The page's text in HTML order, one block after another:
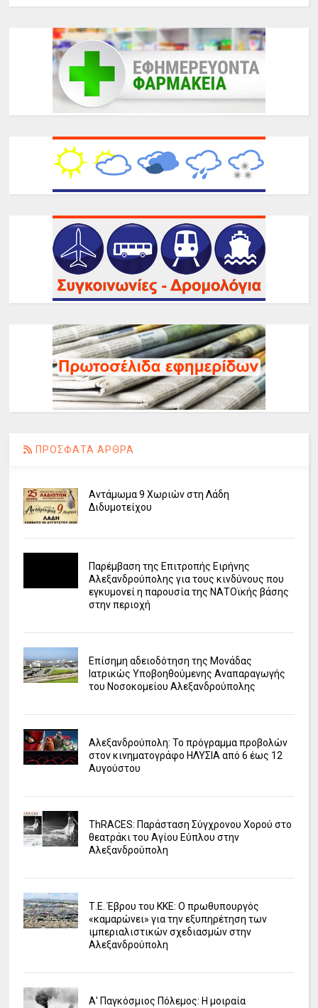
ΠΡΟΣΦΑΤΑ ΑΡΘΡΑ
Αντάμωμα 9 Χωριών στη Λάδη
Διδυμοτείχου
Παρέμβαση της Επιτροπής Ειρήνης
Αλεξανδρούπολης για τους κινδύνους που
εγκυμονεί η παρουσία της ΝΑΤΟϊκής βάσης
στην περιοχή
Επίσημη αδειοδότηση της Μονάδας
Ιατρικώς Υποβοηθούμενης Αναπαραγωγής
του Νοσοκομείου Αλεξανδρούπολης
Αλεξανδρούπολη: Το πρόγραμμα προβολών
στον κινηματογράφο ΗΛΥΣΙΑ από 6 έως 12
Αυγούστου
ΤhRACES: Παράσταση Σύγχρονου Χορού στο
θεατράκι του Αγίου Εύπλου στην
Αλεξανδρούπολη
Τ.Ε. Έβρου του ΚΚΕ: Ο πρωθυπουργός
«καμαρώνει» για την εξυπηρέτηση των
ιμπεριαλιστικών σχεδιασμών στην
Αλεξανδρούπολη
Α' Παγκόσμιος Πόλεμος: Η μοιραία